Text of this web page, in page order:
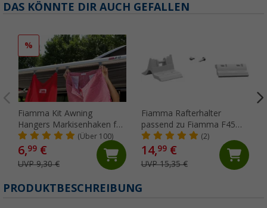
DAS KÖNNTE DIR AUCH GEFALLEN
%
Fiamma Kit Awning
Hangers Markisenhaken für
die Kederschiene(Über 100)
6,99 €
UVP 9,30 €
Fiamma Rafterhalter
passend zu Fiamma F45
S/L / ZIP
(2)
14,99€
UVP 15,35 €
PRODUKTBESCHREIBUNG